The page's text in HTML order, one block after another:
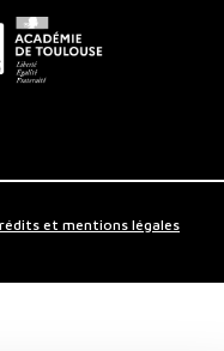
Académie
de
et mentions légales